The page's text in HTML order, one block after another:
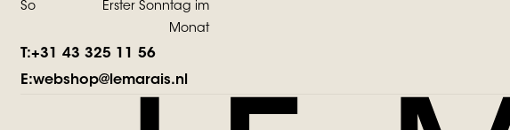
So
Erster Sonntag im
Monat
T:+31 43 325 11 56
E:webshop@lemarais.nl